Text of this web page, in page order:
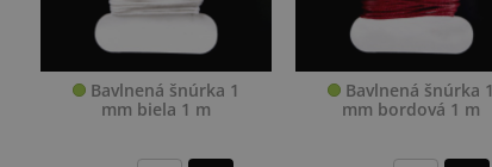
Bavlnená šnúrka 1
mm biela 1 m
Bavlnená šnúrka 1
mm bordová 1 m